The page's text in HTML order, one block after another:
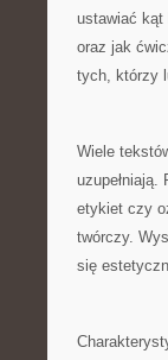
ustawiać kąt
oraz jak
tych, którzy
Wiele
uzupełniają.
etykiet czy
twórczy.
się